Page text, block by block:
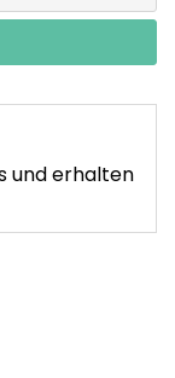
und erhalten